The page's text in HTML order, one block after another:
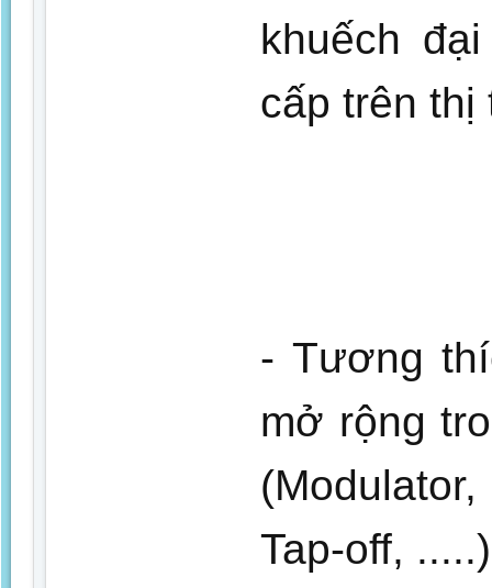
khuếch
cấp trên
- Tương
mở rộng
Tap-off, .....)